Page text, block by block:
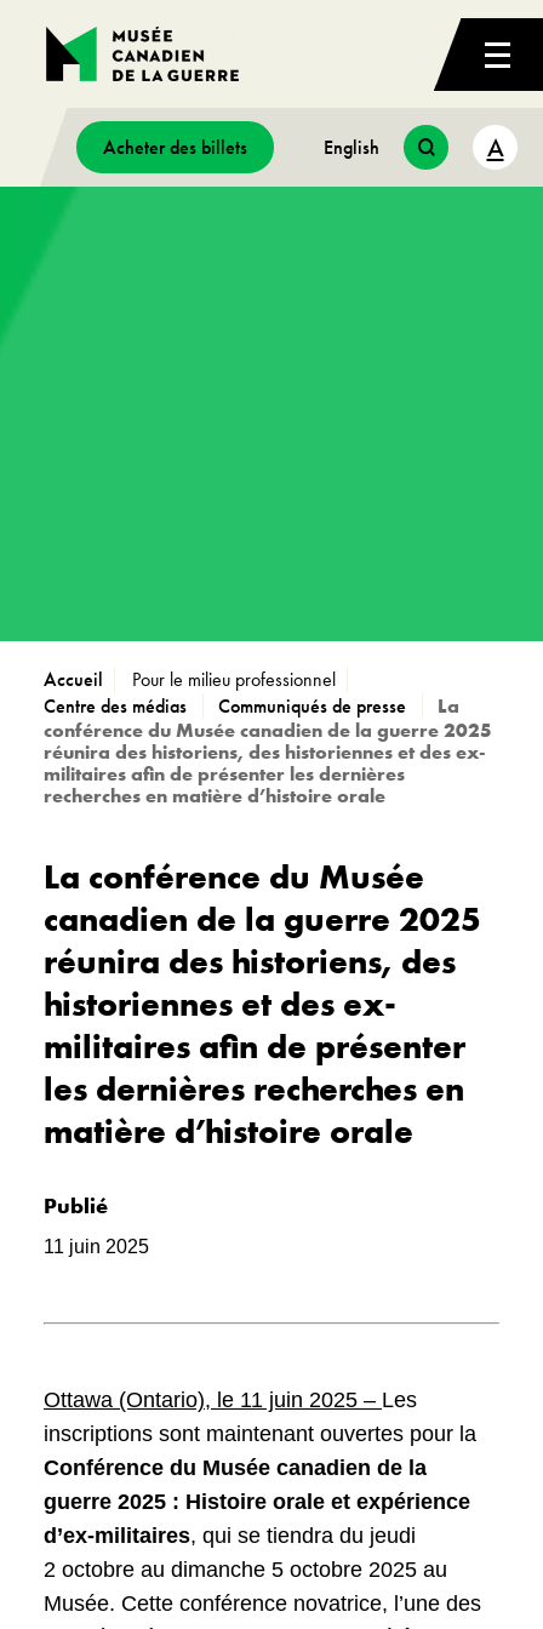
Acheter des billets English A
Accueil
Pour le milieu professionnel
Centre des médias
Communiqués de presse
La
conférence du Musée canadien de la guerre 2025
réunira des historiens, des historiennes et des ex-
militaires afin de présenter les dernières
recherches en matière d’histoire orale
La conférence du Musée
canadien de la guerre 2025
réunira des historiens, des
historiennes et des ex-
militaires afin de présenter
les dernières recherches en
matière d’histoire orale
Publié
11 juin 2025
Ottawa (Ontario), le 11 juin 2025 – Les
inscriptions sont maintenant ouvertes pour la
Conférence du Musée canadien de la
guerre 2025 : Histoire orale et expérience
d’ex-militaires, qui se tiendra du jeudi
2 octobre au dimanche 5 octobre 2025 au
Musée. Cette conférence novatrice, l’une des